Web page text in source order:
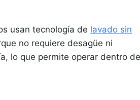
usan tecnología de lavado sin
no requiere desagüe ni
lo que permite operar dentro de